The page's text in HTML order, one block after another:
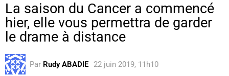
La saison du Cancer a commencé
hier, elle vous permettra de garder
le drame à distance
Par Rudy ABADIE 22 juin 2019, 11h10